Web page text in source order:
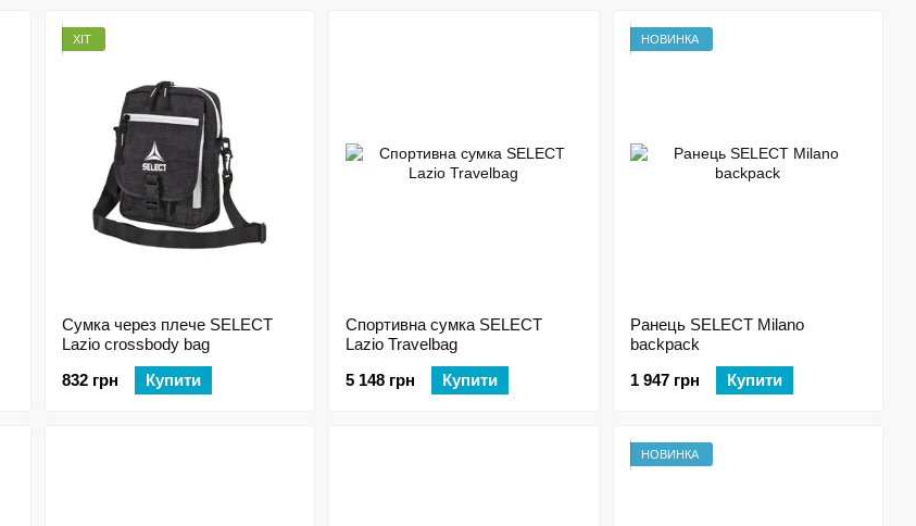
ХІТ
Сумка через плече SELECT
Lazio crossbody bag
832 грн
Купити
Спортивна сумка SELECT
Lazio Travelbag
5 148 грн
Купити
НОВИНКА
Ранець SELECT Milano
backpack
1 947 грн
Купити
НОВИНКА